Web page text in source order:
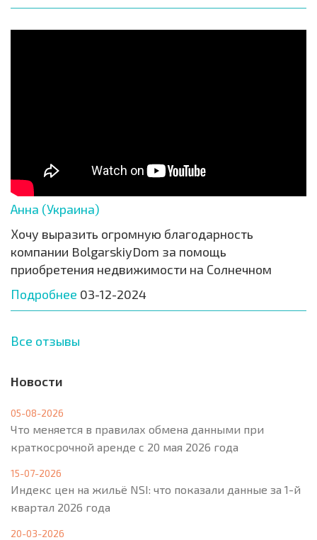
Анна (Украина)
Хочу выразить огромную благодарность
компании BolgarskiyDom за помощь
приобретения недвижимости на Солнечном
Подробнее 03-12-2024
Все отзывы
Новости
05-08-2026
Что меняется в правилах обмена данными при
краткосрочной аренде с 20 мая 2026 года
15-07-2026
Индекс цен на жильё NSI: что показали данные за 1-й
квартал 2026 года
20-03-2026